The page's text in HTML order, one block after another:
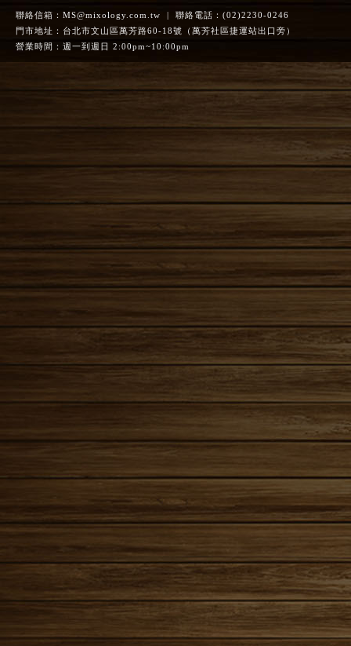
聯絡信箱： MS@mixology.com.tw | 聯絡電話：(02)2230-0246
門市地址：台北市文山區萬芳路60-18號（萬芳社區捷運站出口旁）
營業時間：週一到週日 2:00pm~10:00pm